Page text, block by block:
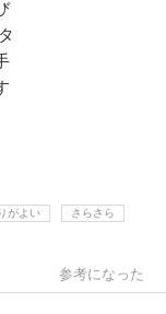
がよい さらさら
参考になった